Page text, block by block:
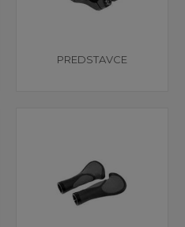
PREDSTAVCE